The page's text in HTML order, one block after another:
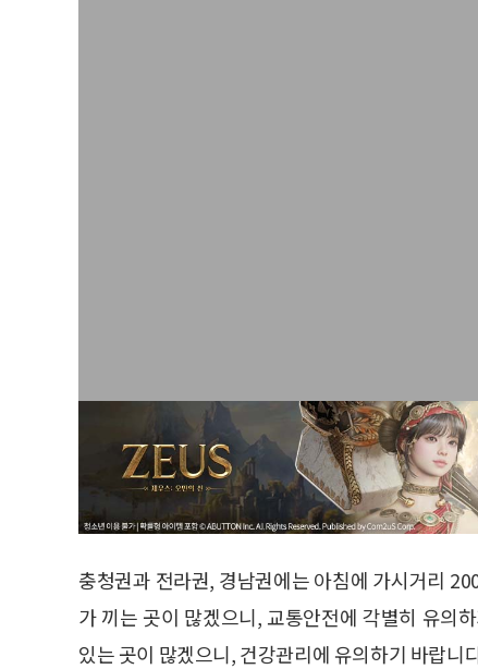
충청권과 전라권, 경남권에는 아침에 가시거리
가 끼는 곳이 많겠으니, 교통안전에 각별히 유의
있는 곳이 많겠으니, 건강관리에 유의하기 바랍니